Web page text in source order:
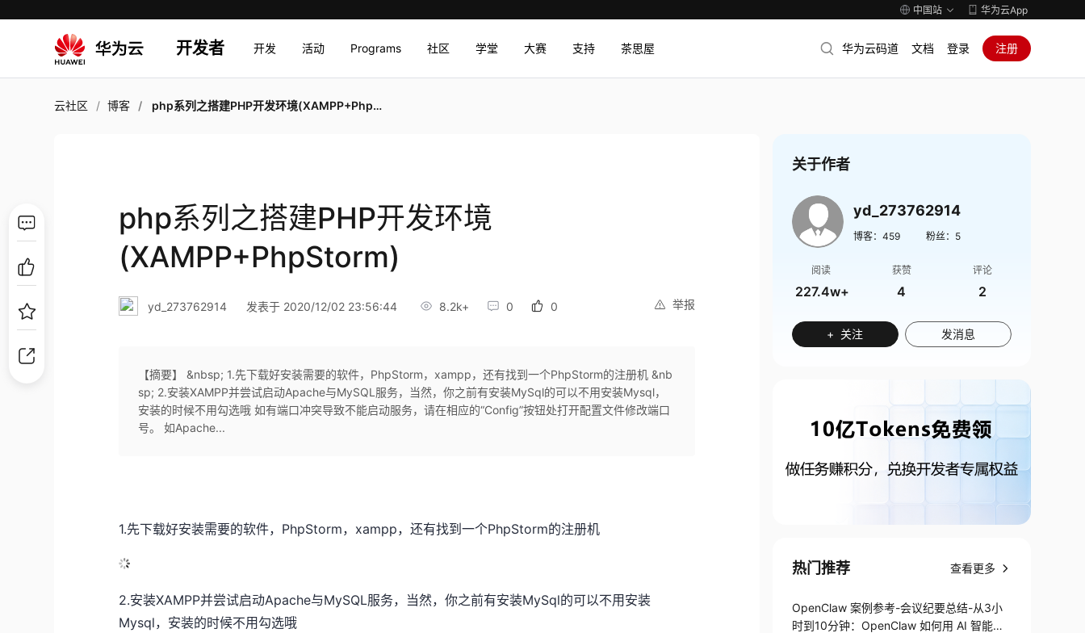
中国站 华为云App
开发者 开发 活动 Programs 社区 学堂 大赛 支持 茶思屋 华为云码道 文档 登录 注册
云社区 博客 php系列之搭建PHP开发环境(XAMPP+PhpStorm)
php系列之搭建PHP开发环境
(XAMPP+PhpStorm)
举报
yd_273762914 发表于 2020/12/02 23:56:44 8.2k+ 0 0
【摘要】 &nbsp; 1.先下载好安装需要的软件，PhpStorm，xampp，还有找到一个PhpStorm的注册机 &nb
sp; 2.安装XAMPP并尝试启动Apache与MySQL服务，当然，你之前有安装MySql的可以不用安装Mysql，
安装的时候不用勾选哦 如有端口冲突导致不能启动服务，请在相应的“Config”按钮处打开配置文件修改端口
号。 如Apache...
1.先下载好安装需要的软件，PhpStorm，xampp，还有找到一个PhpStorm的注册机
2.安装XAMPP并尝试启动Apache与MySQL服务，当然，你之前有安装MySql的可以不用安装
Mysql，安装的时候不用勾选哦
关于作者
yd_273762914
博客： 459 粉丝： 5
阅读
227.4w+
获赞
4
评论
2
+ 关注 发消息
热门推荐 查看更多
OpenClaw 案例参考-会议纪要总结-从3小
时到10分钟：OpenClaw 如何用 AI 智能体